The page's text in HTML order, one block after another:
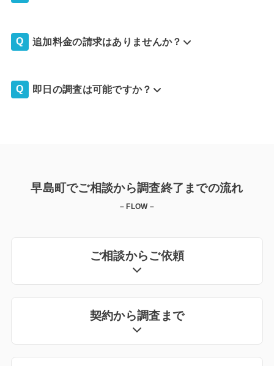
追加料金の請求はありませんか？
即日の調査は可能ですか？
早島町でご相談から調査終了までの流れ
– FLOW –
ご相談からご依頼
契約から調査まで